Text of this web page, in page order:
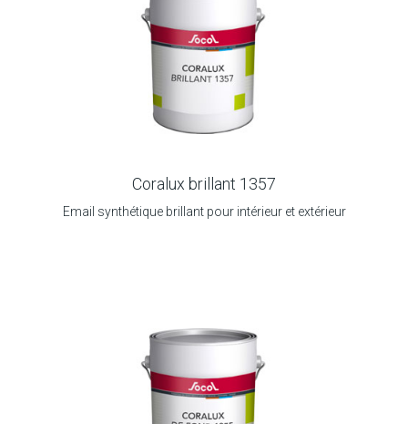
Coralux brillant 1357
Email synthétique brillant pour intérieur et extérieur